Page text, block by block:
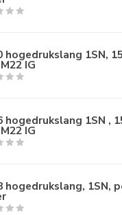
hogedrukslang 1SN,
IG
hogedrukslang 1SN ,
IG
hogedrukslang, 1SN,